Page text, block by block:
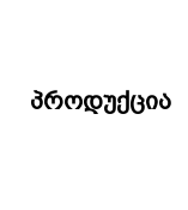
პროდუქცია